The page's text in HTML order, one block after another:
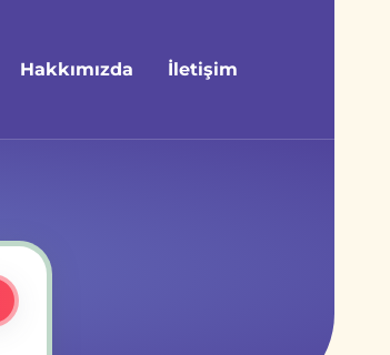
Hakkımızda İletişim